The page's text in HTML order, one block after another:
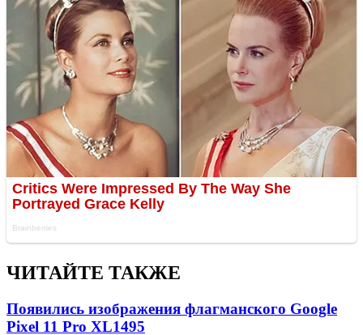
ЧИТАЙТЕ ТАКЖЕ
Появились изображения флагманского Google
Pixel 11 Pro XL1495